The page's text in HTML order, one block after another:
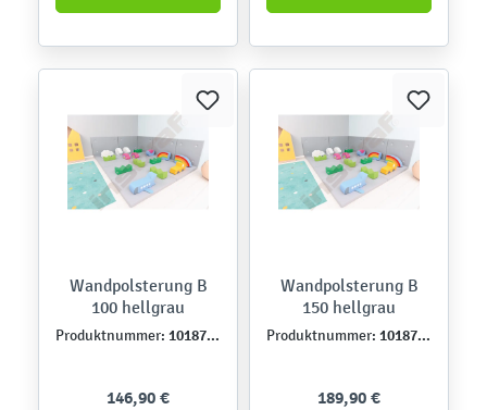
Wandpolsterung B
100 hellgrau
Produktnummer: 101873NPU
146,90 €
Wandpolsterung B
150 hellgrau
Produktnummer: 101872NPU
189,90 €